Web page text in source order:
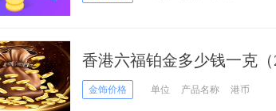
香港六福铂金多少钱一克（
金饰价格 单位 产品名称 港币